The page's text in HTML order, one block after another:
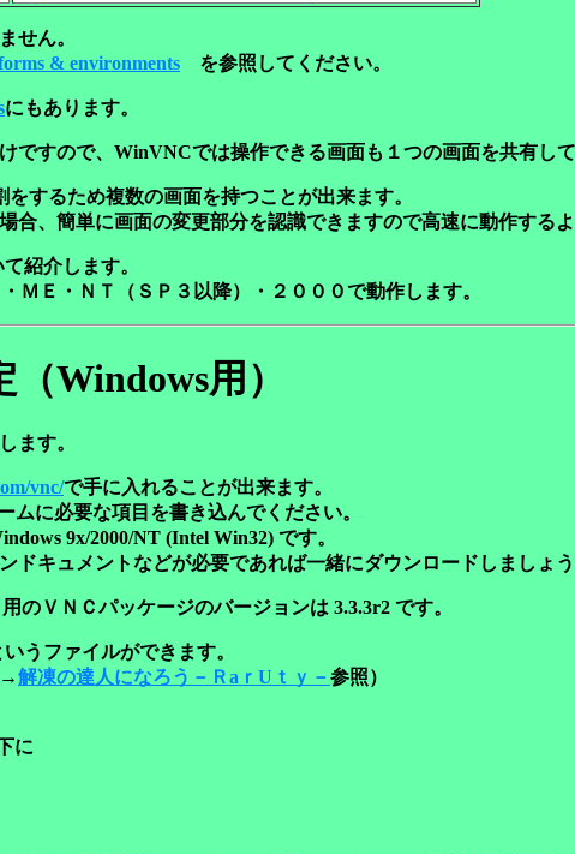
せん。
& environments を参照してください。
にもあります。
ですので、WinVNCでは操作できる画面も１つの画面を共有し
するため複数の画面を持つことが出来ます。
合、簡単に画面の変更部分を認識できますので高速に動作するよ
紹介します。
ＭＥ・ＮＴ（ＳＰ３以降）・２０００で動作します。
Windows用）
ます。
vnc/で手に入れることが出来ます。
に必要な項目を書き込んでください。
9x/2000/NT (Intel Win32) です。
キュメントなどが必要であれば一緒にダウンロードしましょう
のＶＮＣパッケージのバージョンは 3.3.3r2 です。
うファイルができます。
→解凍の達人になろう－ＲaｒUｔｙ－参照）
に